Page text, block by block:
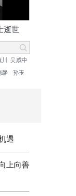
逝世
吴咸中
馨 孙玉
遇
上向善